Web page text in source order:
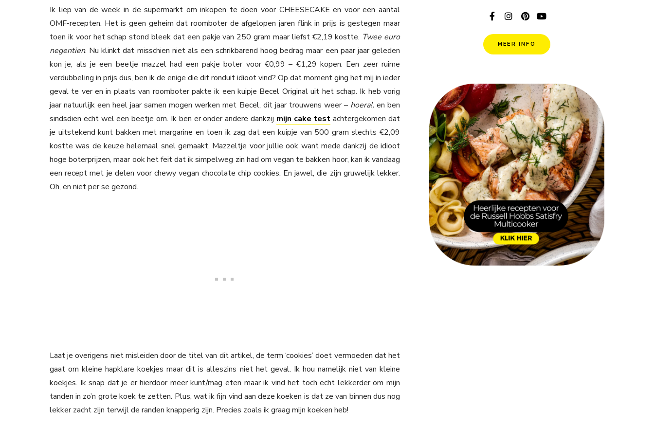
Ik liep van de week in de supermarkt om inkopen te doen voor CHEESECAKE en voor een aantal
OMF-recepten. Het is geen geheim dat roomboter de afgelopen jaren flink in prijs is gestegen maar
toen ik voor het schap stond bleek dat een pakje van 250 gram maar liefst €2,19 kostte. Twee euro
negentien. Nu klinkt dat misschien niet als een schrikbarend hoog bedrag maar een paar jaar geleden
kon je, als je een beetje mazzel had een pakje boter voor €0,99 – €1,29 kopen. Een zeer ruime
verdubbeling in prijs dus, ben ik de enige die dit ronduit idioot vind? Op dat moment ging het mij in ieder
geval te ver en in plaats van roomboter pakte ik een kuipje Becel Original uit het schap. Ik heb vorig
jaar natuurlijk een heel jaar samen mogen werken met Becel, dit jaar trouwens weer – hoera!, en ben
sindsdien echt wel een beetje om. Ik ben er onder andere dankzij mijn cake test achtergekomen dat
je uitstekend kunt bakken met margarine en toen ik zag dat een kuipje van 500 gram slechts €2,09
kostte was de keuze helemaal snel gemaakt. Mazzeltje voor jullie ook want mede dankzij de idioot
hoge boterprijzen, maar ook het feit dat ik simpelweg zin had om vegan te bakken hoor, kan ik vandaag
een recept met je delen voor chewy vegan chocolate chip cookies. En jawel, die zijn gruwelijk lekker.
Oh, en niet per se gezond.
Laat je overigens niet misleiden door de titel van dit artikel, de term ‘cookies’ doet vermoeden dat het
gaat om kleine hapklare koekjes maar dit is alleszins niet het geval. Ik hou namelijk niet van kleine
koekjes. Ik snap dat je er hierdoor meer kunt/mageten maar ik vind het toch echt lekkerder om mijn
tanden in zo’n grote koek te zetten. Plus, wat ik fijn vind aan deze koeken is dat ze van binnen dus nog
lekker zacht zijn terwijl de randen knapperig zijn. Precies zoals ik graag mijn koeken heb!
MEER INFO